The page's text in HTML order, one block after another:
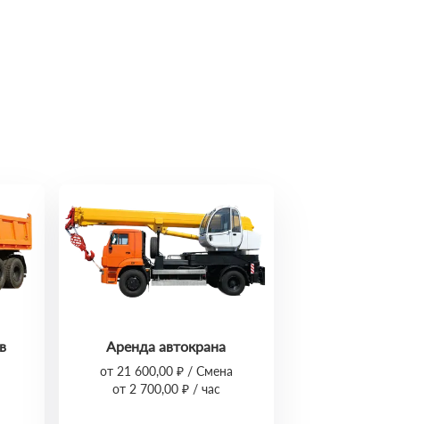
Аренда автокрана
от 21 600,00 ₽ / Смена
от 2 700,00 ₽ / час